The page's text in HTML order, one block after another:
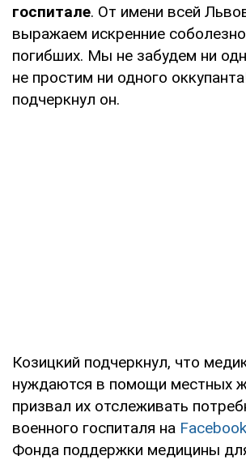
госпитале. От имени всей
выражаем искренние
погибших. Мы не забудем ни
не простим ни одного
подчеркнул он.
Козицкий подчеркнул, что
нуждаются в помощи местных
призвал их отслеживать
военного госпиталя на
Фонда поддержки медицины